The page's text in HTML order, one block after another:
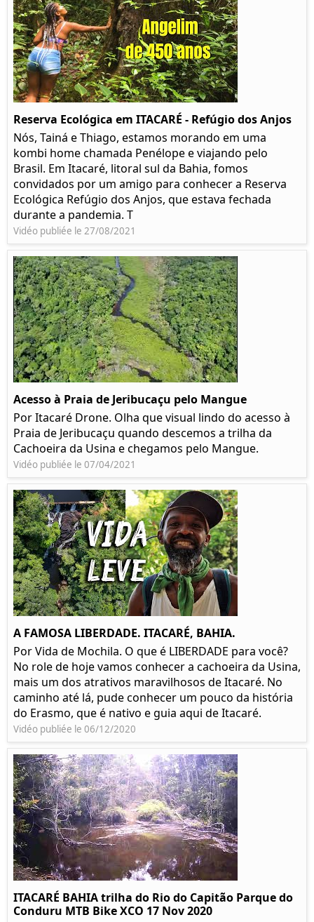
Reserva Ecológica em ITACARÉ - Refúgio dos Anjos
Nós, Tainá e Thiago, estamos morando em uma
kombi home chamada Penélope e viajando pelo
Brasil. Em Itacaré, litoral sul da Bahia, fomos
convidados por um amigo para conhecer a Reserva
Ecológica Refúgio dos Anjos, que estava fechada
durante a pandemia. T
Vidéo publiée le 27/08/2021
Acesso à Praia de Jeribucaçu pelo Mangue
Por Itacaré Drone. Olha que visual lindo do acesso à
Praia de Jeribucaçu quando descemos a trilha da
Cachoeira da Usina e chegamos pelo Mangue.
Vidéo publiée le 07/04/2021
A FAMOSA LIBERDADE. ITACARÉ, BAHIA.
Por Vida de Mochila. O que é LIBERDADE para você?
No role de hoje vamos conhecer a cachoeira da Usina,
mais um dos atrativos maravilhosos de Itacaré. No
caminho até lá, pude conhecer um pouco da história
do Erasmo, que é nativo e guia aqui de Itacaré.
Vidéo publiée le 06/12/2020
ITACARÉ BAHIA trilha do Rio do Capitão Parque do
Conduru MTB Bike XCO 17 Nov 2020